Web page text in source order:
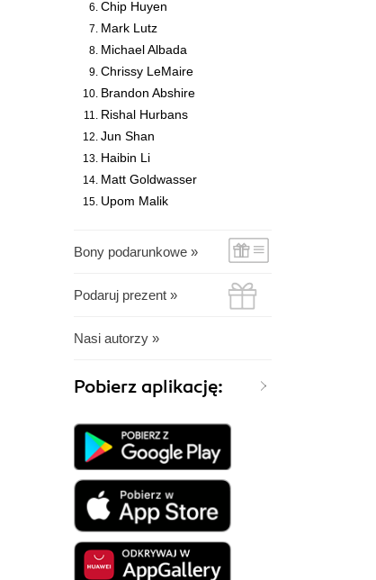
Chip Huyen
Mark Lutz
Michael Albada
Chrissy LeMaire
Brandon Abshire
Rishal Hurbans
Jun Shan
Haibin Li
Matt Goldwasser
Upom Malik
Bony podarunkowe »
Podaruj prezent »
Nasi autorzy »
Pobierz aplikację: